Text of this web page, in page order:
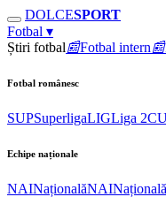
DOLCESPORT
Fotbal ▾
Știri fotbal📰Fotbal intern📰
Fotbal românesc
SUPSuperligaLIGLiga 2
Echipe naționale
NAINaționalăNAI